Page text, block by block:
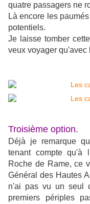
quatre passagers ne
Là encore les
potentiels.
Je laisse tomber
veux voyager
Troisième option.
Déjà je remarque
tenant compte qu'à
Roche de Rame, ce
Général des Hautes
n'ai pas vu un seul
premiers périples